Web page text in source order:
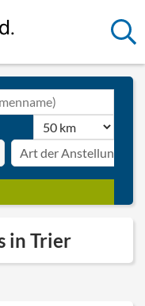
Art der Anstellung
in Trier